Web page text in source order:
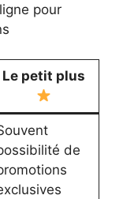
pour
Le petit plus
de